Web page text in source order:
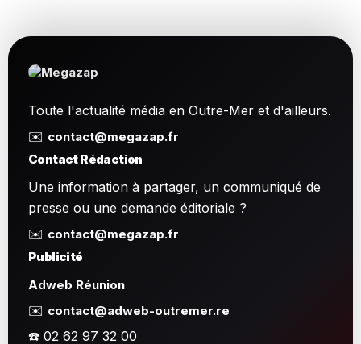
Toute l'actualité média en Outre-Mer et d'ailleurs.
✉️ contact@megazap.fr
Contact Rédaction
Une information à partager, un communiqué de
presse ou une demande éditoriale ?
✉️ contact@megazap.fr
Publicité
Adweb Réunion
✉️ contact@adweb-outremer.re
☎️ 02 62 97 32 00